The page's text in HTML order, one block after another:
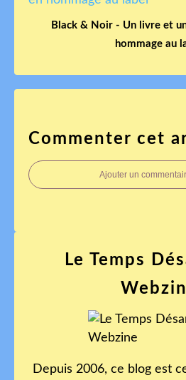
Black & Noir - Un livre et
hommage au
Commenter cet
Ajouter un
Le Temps
Depuis 2006, ce blog est